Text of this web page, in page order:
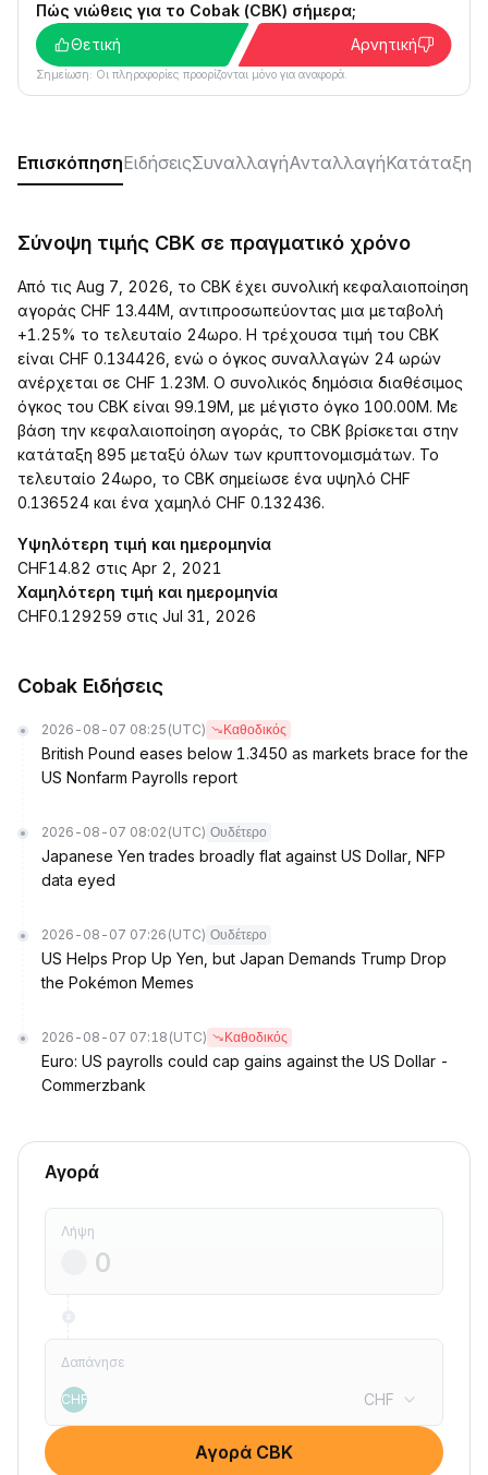
Πώς νιώθεις για το Cobak (CBK) σήμερα;
Θετική
Αρνητική
Σημείωση: Οι πληροφορίες προορίζονται μόνο για αναφορά.
ΕπισκόπησηΕιδήσειςΣυναλλαγήΑνταλλαγήΚατάταξη
Σύνοψη τιμής CBK σε πραγματικό χρόνο
Από τις Aug 7, 2026, το CBK έχει συνολική κεφαλαιοποίηση
αγοράς CHF 13.44M, αντιπροσωπεύοντας μια μεταβολή
+1.25% το τελευταίο 24ωρο. Η τρέχουσα τιμή του CBK
είναι CHF 0.134426, ενώ ο όγκος συναλλαγών 24 ωρών
ανέρχεται σε CHF 1.23M. Ο συνολικός δημόσια διαθέσιμος
όγκος του CBK είναι 99.19M, με μέγιστο όγκο 100.00M. Με
βάση την κεφαλαιοποίηση αγοράς, το CBK βρίσκεται στην
κατάταξη 895 μεταξύ όλων των κρυπτονομισμάτων. Το
τελευταίο 24ωρο, το CBK σημείωσε ένα υψηλό CHF
0.136524 και ένα χαμηλό CHF 0.132436.
Υψηλότερη τιμή και ημερομηνία
CHF14.82 στις Apr 2, 2021
Χαμηλότερη τιμή και ημερομηνία
CHF0.129259 στις Jul 31, 2026
Cobak Ειδήσεις
2026-08-07 08:25 (UTC) Καθοδικός
British Pound eases below 1.3450 as markets brace for the
US Nonfarm Payrolls report
2026-08-07 08:02 (UTC) Ουδέτερο
Japanese Yen trades broadly flat against US Dollar, NFP
data eyed
2026-08-07 07:26 (UTC) Ουδέτερο
US Helps Prop Up Yen, but Japan Demands Trump Drop
the Pokémon Memes
2026-08-07 07:18 (UTC) Καθοδικός
Euro: US payrolls could cap gains against the US Dollar -
Commerzbank
Αγορά
Λήψη
Δαπάνησε
CHF CHF
Αγορά CBK